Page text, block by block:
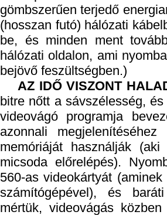
bejövő feszültségben.)
AZ IDŐ VISZONT